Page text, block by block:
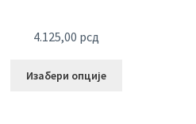
4.125,00 рсд
Изабери опције